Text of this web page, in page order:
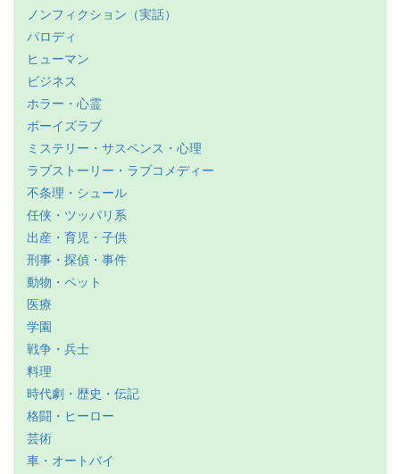
ノンフィクション（実話）
パロディ
ヒューマン
ビジネス
ホラー・心霊
ボーイズラブ
ミステリー・サスペンス・心理
ラブストーリー・ラブコメディー
不条理・シュール
任侠・ツッパリ系
出産・育児・子供
刑事・探偵・事件
動物・ペット
医療
学園
戦争・兵士
料理
時代劇・歴史・伝記
格闘・ヒーロー
芸術
車・オートバイ